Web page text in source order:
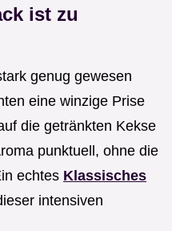
ist zu
genug gewesen
eine winzige Prise
die getränkten Kekse
punktuell, ohne die
echtes Klassisches
intensiven